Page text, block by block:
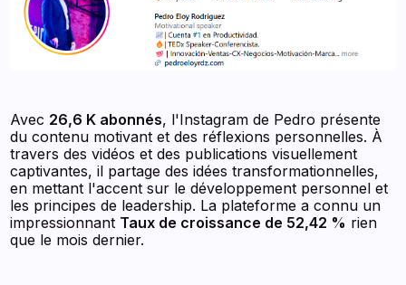
Avec 26,6 K abonnés, l'Instagram de Pedro présente
du contenu motivant et des réflexions personnelles. À
travers des vidéos et des publications visuellement
captivantes, il partage des idées transformationnelles,
en mettant l'accent sur le développement personnel et
les principes de leadership. La plateforme a connu un
impressionnant Taux de croissance de 52,42 % rien
que le mois dernier.